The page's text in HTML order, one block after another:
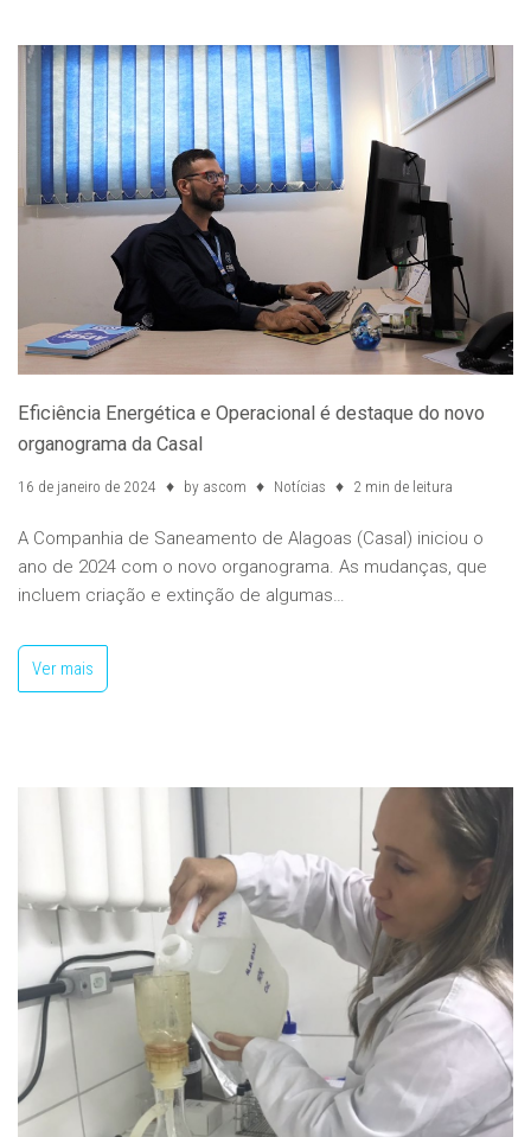
Eficiência Energética e Operacional é destaque do novo
organograma da Casal
16 de janeiro de 2024 by ascom Notícias 2 min de leitura
A Companhia de Saneamento de Alagoas (Casal) iniciou o
ano de 2024 com o novo organograma. As mudanças, que
incluem criação e extinção de algumas…
Ver mais